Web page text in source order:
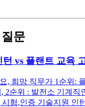
문
vs 플랜트 교육
, 희망 직무가 1순위:
2순위 : 발전소 기계직
험,인증 기술지원 인